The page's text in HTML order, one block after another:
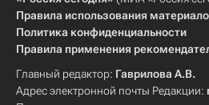
Правила использования
Политика конфиденциальности
Правила применения
Главный редактор: Гаврилова А.В.
Адрес электронной почты Редакции: